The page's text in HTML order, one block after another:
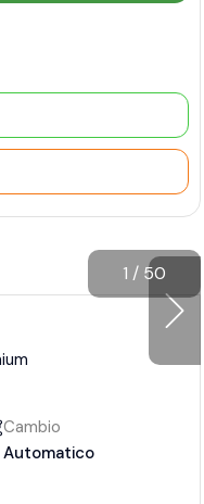
1 / 50
Cambio
Automatico